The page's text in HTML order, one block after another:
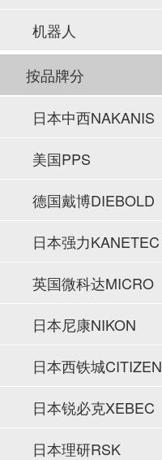
机器人
按品牌分
日本中西NAKANIS
HI
美国PPS
德国戴博DIEBOLD
日本强力KANETEC
英国微科达MICRO
SET
日本尼康NIKON
日本西铁城CITIZEN
日本锐必克XEBEC
日本理研RSK